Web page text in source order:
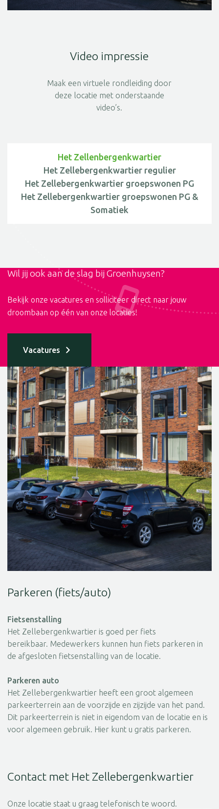
Video impressie
Maak een virtuele rondleiding door
deze locatie met onderstaande
video’s.
Het Zellenbergenkwartier
Het Zellebergenkwartier regulier
Het Zellebergenkwartier groepswonen PG
Het Zellebergenkwartier groepswonen PG &
Somatiek
Wil jij ook aan de slag bij Groenhuysen?
Bekijk onze vacatures en solliciteer direct naar jouw
droombaan op één van onze locaties!
Vacatures
Parkeren (fiets/auto)
Fietsenstalling
Het Zellebergenkwartier is goed per fiets
bereikbaar. Medewerkers kunnen hun fiets parkeren in
de afgesloten fietsenstalling van de locatie.
Parkeren auto
Het Zellebergenkwartier heeft een groot algemeen
parkeerterrein aan de voorzijde en zijzijde van het pand.
Dit parkeerterrein is niet in eigendom van de locatie en is
voor algemeen gebruik. Hier kunt u gratis parkeren.
Contact met Het Zellebergenkwartier
Onze locatie staat u graag telefonisch te woord.